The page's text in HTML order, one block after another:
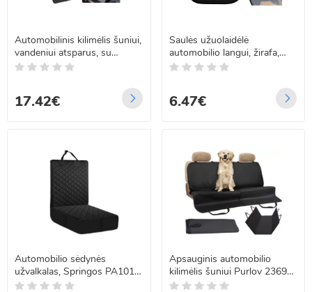
Automobilinis kilimėlis šuniui,
vandeniui atsparus, su
voljeru – 136cm x 120cm
17.42€
Saulės užuolaidėlė
automobilio langui, žirafa,
44cm x 36cm
6.47€
Automobilio sėdynės
užvalkalas, Springos PA1010,
102 x 50 cm
Apsauginis automobilio
kilimėlis šuniui Purlov 23691
144 x 144 cm